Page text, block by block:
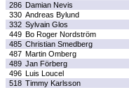
286 Damian Nevis
330 Andreas Bylund
332 Sylvain Glos
449 Bo Roger Nordström
485 Christian Smedberg
487 Martin Omberg
489 Jan Förberg
496 Luis Loucel
518 Timmy Karlsson